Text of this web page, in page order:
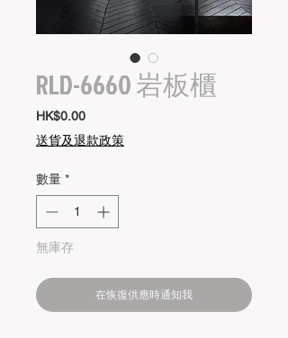
RLD-6660 岩板櫃
HK$0.00價
格
送貨及退款政策
數量 *
無庫存
在恢復供應時通知我